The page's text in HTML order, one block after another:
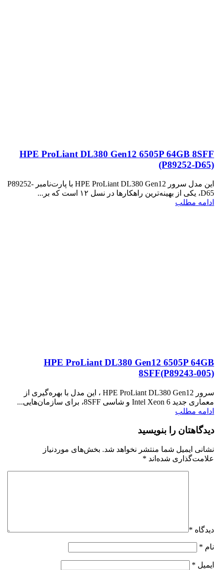
HPE ProLiant DL380 Gen12 6505P 64GB 8SFF
(P89252‑D65)
این مدل سرور HPE ProLiant DL380 Gen12 با پارت‌نامبر P89252-
D65، یکی از بهینه‌ترین راهکارها در نسل ۱۲ است که بر...
ادامه مطلب
HPE ProLiant DL380 Gen12 6505P 64GB
8SFF(P89243‑005)
سرور HPE ProLiant DL380 Gen12 ، این مدل با بهره‌گیری از
معماری جدید Intel Xeon 6 و شاسی 8SFF، برای سازمان‌هایی...
ادامه مطلب
دیدگاهتان را بنویسید
نشانی ایمیل شما منتشر نخواهد شد. بخش‌های موردنیاز
علامت‌گذاری شده‌اند *
دیدگاه *
نام *
ایمیل *